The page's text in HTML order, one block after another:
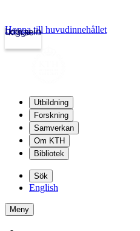
kth.se
Logga in
Hoppa till huvudinnehållet
Utbildning
Forskning
Samverkan
Om KTH
Bibliotek
Sök
English
Meny